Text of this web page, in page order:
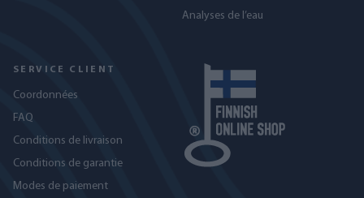
Analyses de l’eau
SERVICE CLIENT
Coordonnées
FAQ
Conditions de livraison
Conditions de garantie
Modes de paiement